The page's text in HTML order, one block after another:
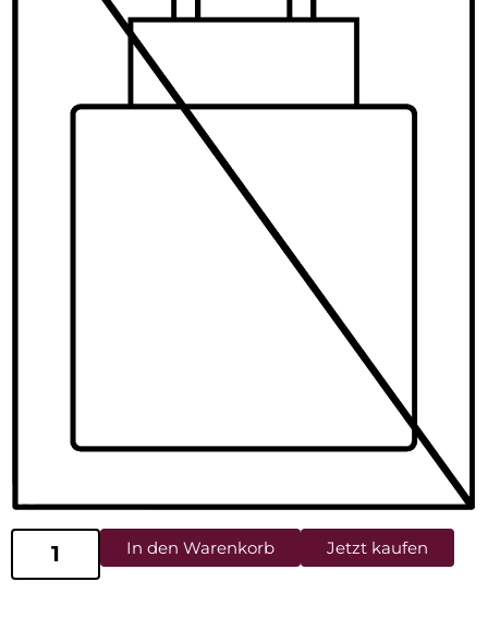
In den Warenkorb Jetzt kaufen